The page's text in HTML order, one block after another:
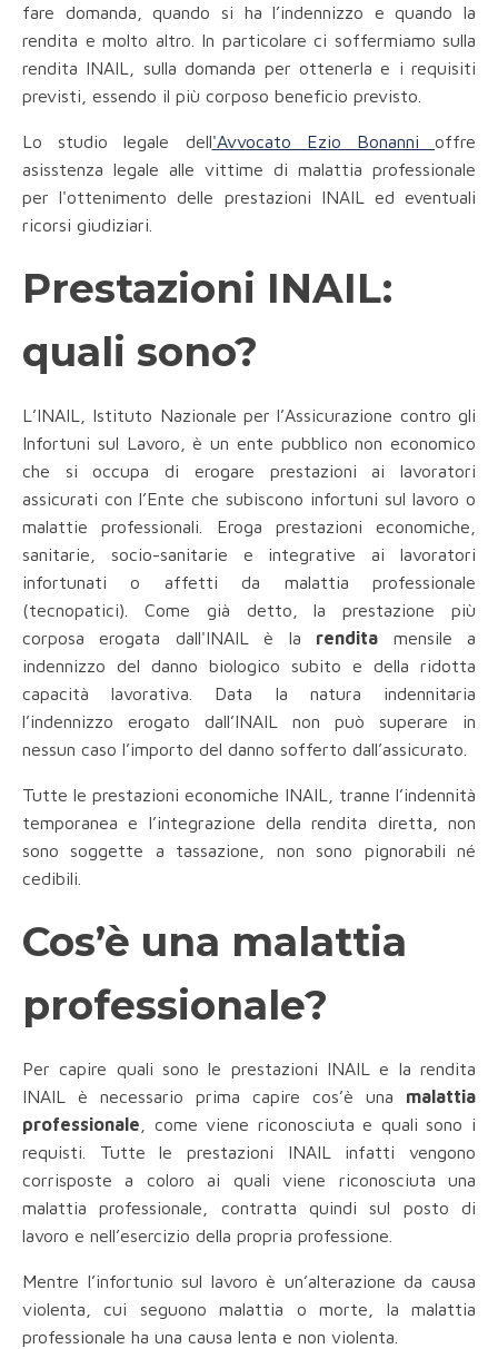
fare domanda, quando si ha l’indennizzo e quando la
rendita e molto altro. In particolare ci soffermiamo sulla
rendita INAIL, sulla domanda per ottenerla e i requisiti
previsti, essendo il più corposo beneficio previsto.
Lo studio legale dell'Avvocato Ezio Bonanni offre
asisstenza legale alle vittime di malattia professionale
per l'ottenimento delle prestazioni INAIL ed eventuali
ricorsi giudiziari.
Prestazioni INAIL:
quali sono?
L’INAIL, Istituto Nazionale per l’Assicurazione contro gli
Infortuni sul Lavoro, è un ente pubblico non economico
che si occupa di erogare prestazioni ai lavoratori
assicurati con l’Ente che subiscono infortuni sul lavoro o
malattie professionali. Eroga prestazioni economiche,
sanitarie, socio-sanitarie e integrative ai lavoratori
infortunati o affetti da malattia professionale
(tecnopatici). Come già detto, la prestazione più
corposa erogata dall'INAIL è la rendita mensile a
indennizzo del danno biologico subito e della ridotta
capacità lavorativa. Data la natura indennitaria
l’indennizzo erogato dall’INAIL non può superare in
nessun caso l’importo del danno sofferto dall’assicurato.
Tutte le prestazioni economiche INAIL, tranne l’indennità
temporanea e l’integrazione della rendita diretta, non
sono soggette a tassazione, non sono pignorabili né
cedibili.
Cos’è una malattia
professionale?
Per capire quali sono le prestazioni INAIL e la rendita
INAIL è necessario prima capire cos’è una malattia
professionale , come viene riconosciuta e quali sono i
requisti. Tutte le prestazioni INAIL infatti vengono
corrisposte a coloro ai quali viene riconosciuta una
malattia professionale, contratta quindi sul posto di
lavoro e nell’esercizio della propria professione.
Mentre l’infortunio sul lavoro è un’alterazione da causa
violenta, cui seguono malattia o morte, la malattia
professionale ha una causa lenta e non violenta.